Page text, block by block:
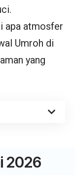
apa atmosfer
Umroh di
yang
2026